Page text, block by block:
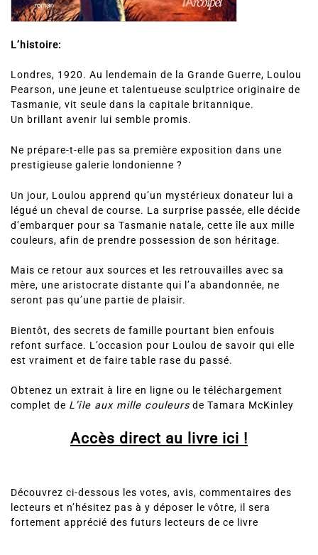
L’histoire:
Londres, 1920. Au lendemain de la Grande Guerre, Loulou
Pearson, une jeune et talentueuse sculptrice originaire de
Tasmanie, vit seule dans la capitale britannique.
Un brillant avenir lui semble promis.
Ne prépare-t-elle pas sa première exposition dans une
prestigieuse galerie londonienne ?
Un jour, Loulou apprend qu’un mystérieux donateur lui a
légué un cheval de course. La surprise passée, elle décide
d’embarquer pour sa Tasmanie natale, cette île aux mille
couleurs, afin de prendre possession de son héritage.
Mais ce retour aux sources et les retrouvailles avec sa
mère, une aristocrate distante qui l’a abandonnée, ne
seront pas qu’une partie de plaisir.
Bientôt, des secrets de famille pourtant bien enfouis
refont surface. L’occasion pour Loulou de savoir qui elle
est vraiment et de faire table rase du passé.
Obtenez un extrait à lire en ligne ou le téléchargement
complet de L’île aux mille couleurs de Tamara McKinley
Accès direct au livre ici !
Découvrez ci-dessous les votes, avis, commentaires des
lecteurs et n’hésitez pas à y déposer le vôtre, il sera
fortement apprécié des futurs lecteurs de ce livre